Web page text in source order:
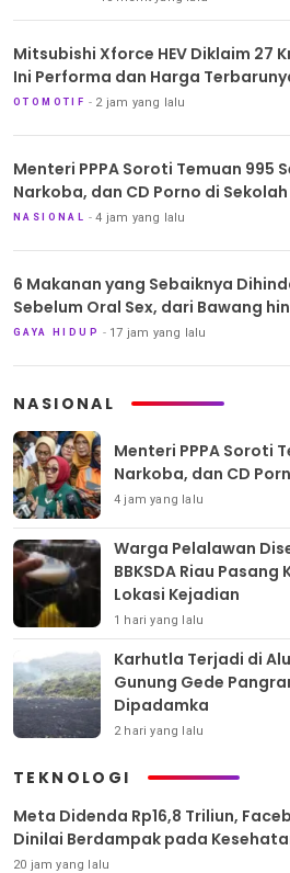
Mitsubishi Xforce HEV Diklaim 27
Ini Performa dan Harga
OTOMOTIF 2 jam yang lalu
Menteri PPPA Soroti Temuan 995
Narkoba, dan CD Porno di
NASIONAL 4 jam yang lalu
6 Makanan yang Sebaiknya
Sebelum Oral Sex, dari Bawang
GAYA HIDUP 17 jam yang lalu
NASIONAL
Menteri PPPA Soroti
Narkoba, dan CD
4 jam yang lalu
Warga Pelalawan
BBKSDA Riau
Lokasi Kejadian
1 hari yang lalu
Karhutla Terjadi di
Gunung Gede
Dipadamka
2 hari yang lalu
TEKNOLOGI
Meta Didenda Rp16,8 Triliun,
Dinilai Berdampak pada
20 jam yang lalu